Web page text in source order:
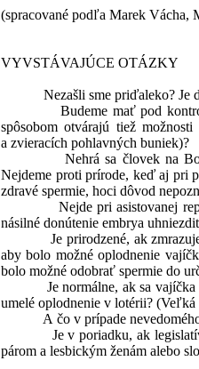
(spracované podľa Marek Vácha,
VYVSTÁVAJÚCE OTÁZKY
Nezašli sme priďaleko? Je
Budeme mať pod kontrolou
spôsobom otvárajú tiež
a zvieracích pohlavných buniek)?
Nehrá sa človek na Boha?
Nejdeme proti prírode, keď aj pri
zdravé spermie, hoci dôvod
Nejde pri asistovanej
násilné donútenie embrya
Je prirodzené, ak zmrazujeme
aby bolo možné oplodnenie
bolo možné odobrať spermie do
Je normálne, ak sa vajíčka a
umelé oplodnenie v lotérii?
A čo v prípade nevedomého
Je v poriadku, ak legislatíva
párom a lesbickým ženám alebo